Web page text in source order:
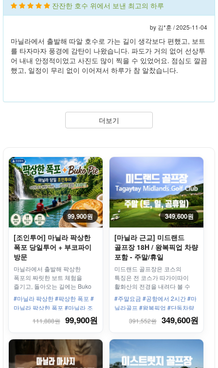
잔잔한 호수 위에서 보낸 최고의 하루
by 김*훈 /2025-11-04
마닐라에서 출발해 따알 호수로 가는 길이 생각보다 편했고, 보트
를 타자마자 풍경에 감탄이 나왔습니다. 파도가 거의 없어 선상투
어 내내 안정적이었고 사진도 많이 찍을 수 있었어요. 점심도 깔끔
했고, 일정이 무리 없이 이어져서 하루가 참 알찼습니다.
더보기
99,900원
[조인투어] 마닐라 팍상한
폭포 당일투어 + 부코파이
방문
마닐라에서 출발해 팍상한
폭포의 짜릿한 보트 체험을
즐기고, 돌아오는 길에는 Buko
Pie 매장까지 자유롭게 들러보는
실속형 조인투어입니다. 점심
포함 / 최소 3인 출발.
#마닐라 팍상한 #팍상한 폭포 #
마닐라 팍상한 폭포 #마닐라 조
인투어 #팍상한 조인투어 #마닐
라 근교투어 #필리핀 팍상한 #팍
상한 보트투어 #마닐라 자연투어
#마닐라 당일투어 #마닐라 여행
#필리핀 여행 #마닐라 폭포투어
#팍상한 당일투어
111,888원 99,900원
349,600원
[마닐라 근교] 미드랜드
골프장 18H / 왕복픽업 차량
포함 - 주말/휴일
미드랜드 골프장은 코스의
특징은 전 코스가 따가이따이
활화산의 전경을 내려다 볼 수
있게 설계
#주말요금 #공항에서 2시간 #마
닐라골프 #왕복픽업 #단독차량
#2인라운딩 #2인플레이
391,552원 349,600원